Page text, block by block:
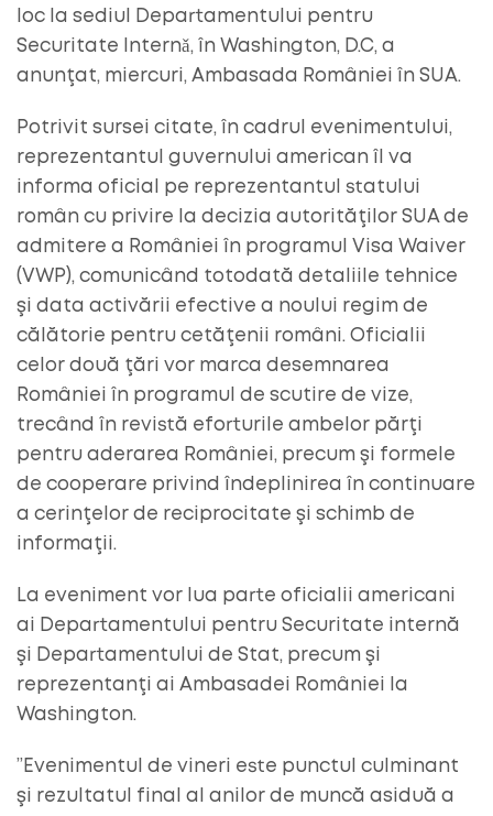
loc la sediul Departamentului pentru
Securitate Internǎ, în Washington, D.C, a
anunţat, miercuri, Ambasada României în SUA.
Potrivit sursei citate, în cadrul evenimentului,
reprezentantul guvernului american îl va
informa oficial pe reprezentantul statului
român cu privire la decizia autorităţilor SUA de
admitere a României în programul Visa Waiver
(VWP), comunicând totodată detaliile tehnice
şi data activării efective a noului regim de
călătorie pentru cetăţenii români. Oficialii
celor două ţări vor marca desemnarea
României în programul de scutire de vize,
trecând în revistă eforturile ambelor părţi
pentru aderarea României, precum şi formele
de cooperare privind îndeplinirea în continuare
a cerinţelor de reciprocitate şi schimb de
informaţii.
La eveniment vor lua parte oficialii americani
ai Departamentului pentru Securitate internă
şi Departamentului de Stat, precum şi
reprezentanţi ai Ambasadei României la
Washington.
”Evenimentul de vineri este punctul culminant
şi rezultatul final al anilor de muncă asiduă a